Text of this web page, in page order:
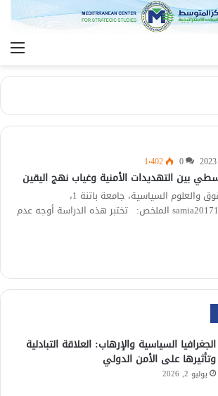
0 1٬402
بين التهديدات الأمنية وغياب نهج اليقين
سامية بن يحيكلية الحقوق والعلوم السياسية، جامعة باتنة 1،
الجزائرsamia20171935@outlook.fr الملخص: تختبر هذه الدراسة أوجه عدم
الجغرافيا السياسية والإرهاب: العلاقة التبادلية
وتأثيرها على الأمن الدولي
يوليو 2, 2026